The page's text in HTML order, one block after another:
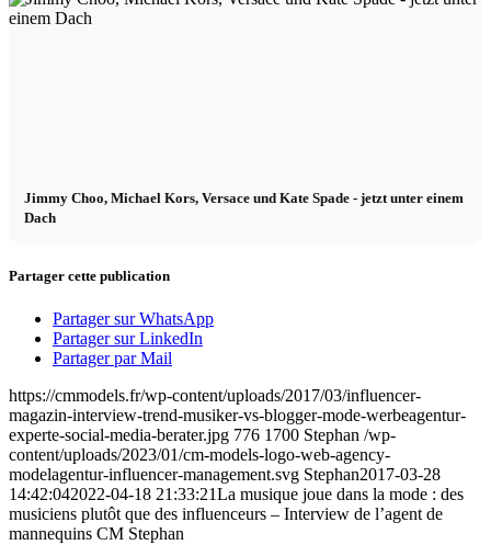
Jimmy Choo, Michael Kors, Versace und Kate Spade - jetzt unter einem
Dach
Partager cette publication
Partager sur WhatsApp
Partager sur LinkedIn
Partager par Mail
https://cmmodels.fr/wp-content/uploads/2017/03/influencer-
magazin-interview-trend-musiker-vs-blogger-mode-werbeagentur-
experte-social-media-berater.jpg 776 1700 Stephan /wp-
content/uploads/2023/01/cm-models-logo-web-agency-
modelagentur-influencer-management.svg Stephan2017-03-28
14:42:042022-04-18 21:33:21La musique joue dans la mode : des
musiciens plutôt que des influenceurs – Interview de l’agent de
mannequins CM Stephan